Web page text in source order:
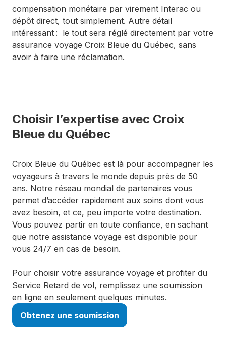
compensation monétaire par virement Interac ou
dépôt direct, tout simplement. Autre détail
intéressant : le tout sera réglé directement par votre
assurance voyage Croix Bleue du Québec, sans
avoir à faire une réclamation.
Choisir l’expertise avec Croix
Bleue du Québec
Croix Bleue du Québec est là pour accompagner les
voyageurs à travers le monde depuis près de 50
ans. Notre réseau mondial de partenaires vous
permet d’accéder rapidement aux soins dont vous
avez besoin, et ce, peu importe votre destination.
Vous pouvez partir en toute confiance, en sachant
que notre assistance voyage est disponible pour
vous 24/7 en cas de besoin.
Pour choisir votre assurance voyage et profiter du
Service Retard de vol, remplissez une soumission
en ligne en seulement quelques minutes.
Obtenez une soumission